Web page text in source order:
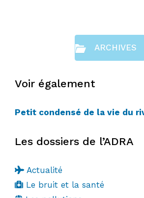
ARCHIVES
Voir également
Petit condensé de la vie du
Les dossiers de l’ADRA
Actualité
Le bruit et la santé